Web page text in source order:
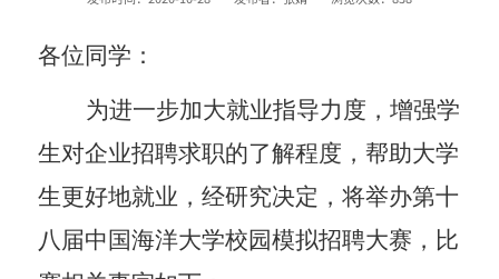
各位同学：
为进一步加大就业指导力度，增强学
生对企业招聘求职的了解程度，帮助大学
生更好地就业，经研究决定，将举办第十
八届中国海洋大学校园模拟招聘大赛，比